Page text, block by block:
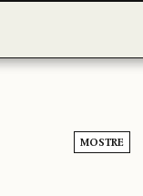
MOSTRE